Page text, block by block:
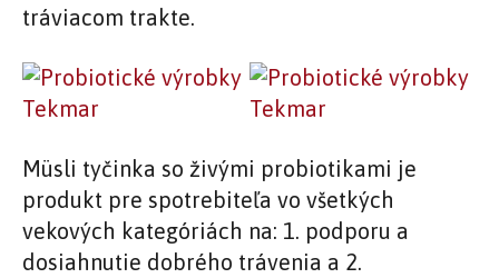
tráviacom trakte.
Müsli tyčinka so živými probiotikami je
produkt pre spotrebiteľa vo všetkých
vekových kategóriách na: 1. podporu a
dosiahnutie dobrého trávenia a 2.